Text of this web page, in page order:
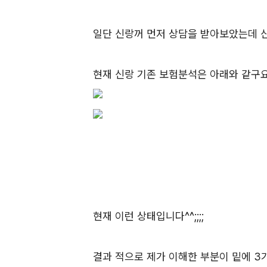
일단 신랑꺼 먼저 상담을 받아보았는데
현재 신랑 기존 보험분석은 아래와 같구
현재 이런 상태입니다^^;;;;
결과 적으로 제가 이해한 부분이 밑에 3